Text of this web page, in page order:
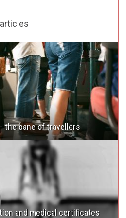
the bane of travellers
and medical certificates